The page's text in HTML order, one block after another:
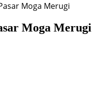
Moga Merugi
Moga Merugi